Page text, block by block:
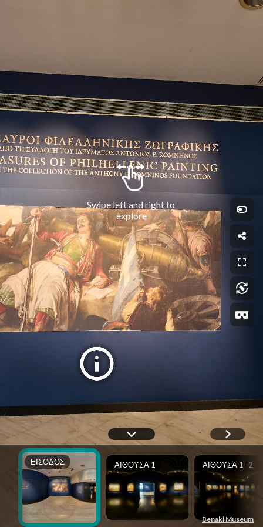
Benaki Museum
Swipe left and right to
explore
ΕΙΣΟΔΟΣ ΑΙΘΟΥΣΑ 1 ΑΙΘΟΥΣΑ 1 -2